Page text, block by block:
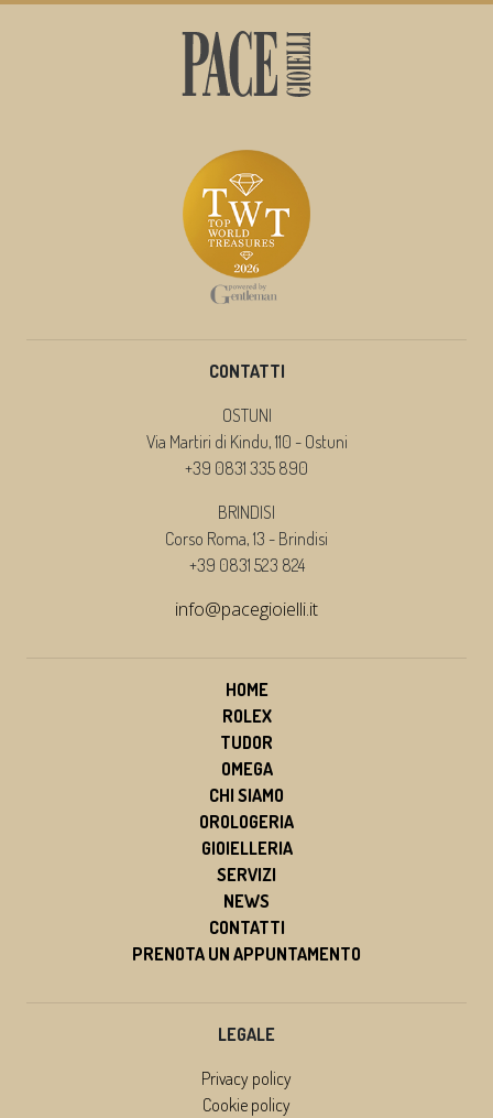
CONTATTI
OSTUNI
Via Martiri di Kindu, 110 - Ostuni
+39 0831 335 890
BRINDISI
Corso Roma, 13 - Brindisi
+39 0831 523 824
info@pacegioielli.it
HOME
ROLEX
TUDOR
OMEGA
CHI SIAMO
OROLOGERIA
GIOIELLERIA
SERVIZI
NEWS
CONTATTI
PRENOTA UN APPUNTAMENTO
LEGALE
Privacy policy
Cookie policy